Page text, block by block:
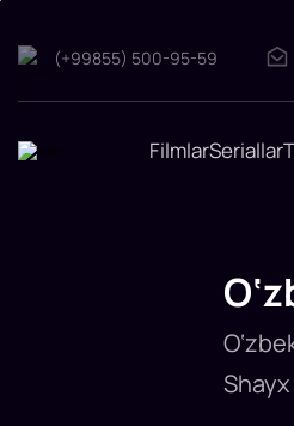
O‘zbekiston
(+99855) 500-95-59
FilmlarSeriallar